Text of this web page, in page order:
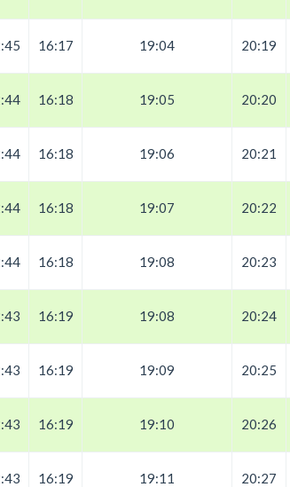
16:17 19:04 20:19
16:18 19:05 20:20
16:18 19:06 20:21
16:18 19:07 20:22
16:18 19:08 20:23
16:19 19:08 20:24
16:19 19:09 20:25
16:19 19:10 20:26
16:19 19:11 20:27